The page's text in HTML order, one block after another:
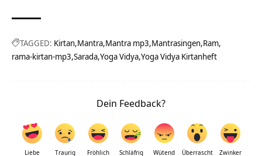
TAGGED: Kirtan Mantra Mantra mp3 Mantrasingen Ram
rama-kirtan-mp3 Sarada Yoga Vidya Yoga Vidya Kirtanheft
Dein Feedback?
Liebe Traurig Fröhlich Schläfrig Wütend Überrascht Zwinker